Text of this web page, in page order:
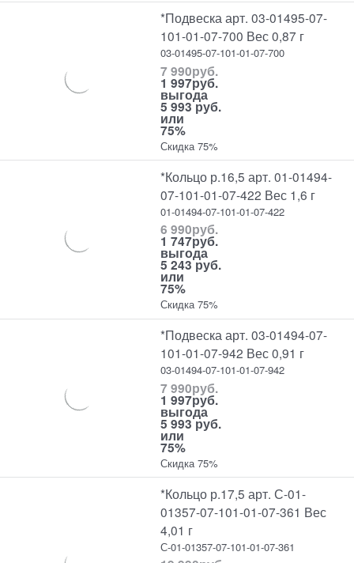
*Подвеска арт. 03-01495-07-
101-01-07-700 Вес 0,87 г
03-01495-07-101-01-07-700
7 990руб.
1 997руб.
выгода
5 993 руб.
или
75%
Скидка 75%
*Кольцо р.16,5 арт. 01-01494-
07-101-01-07-422 Вес 1,6 г
01-01494-07-101-01-07-422
6 990руб.
1 747руб.
выгода
5 243 руб.
или
75%
Скидка 75%
*Подвеска арт. 03-01494-07-
101-01-07-942 Вес 0,91 г
03-01494-07-101-01-07-942
7 990руб.
1 997руб.
выгода
5 993 руб.
или
75%
Скидка 75%
*Кольцо р.17,5 арт. С-01-
01357-07-101-01-07-361 Вес
4,01 г
С-01-01357-07-101-01-07-361